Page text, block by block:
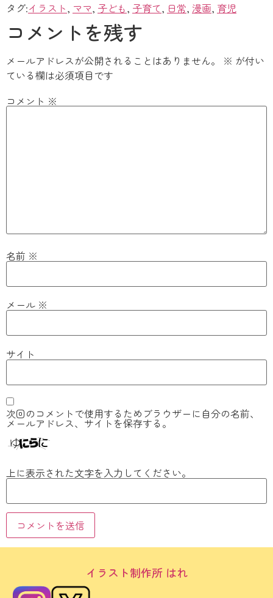
タグ:イラスト, ママ, 子ども, 子育て, 日常, 漫画, 育児
コメントを残す
メールアドレスが公開されることはありません。 ※ が付い
ている欄は必須項目です
コメント ※
名前 ※
メール ※
サイト
次回のコメントで使用するためブラウザーに自分の名前、
メールアドレス、サイトを保存する。
上に表示された文字を入力してください。
イラスト制作所 はれ